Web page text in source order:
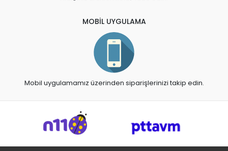
MOBİL UYGULAMA
Mobil uygulamamız üzerinden siparişlerinizi takip edin.